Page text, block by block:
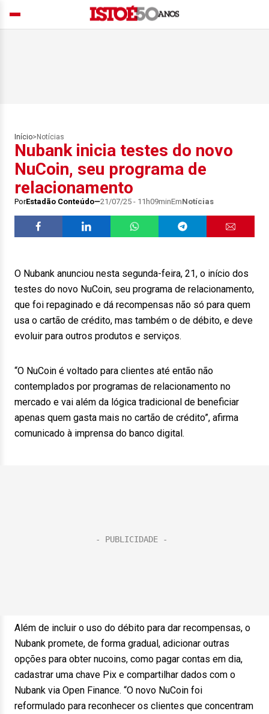
Início> Notícias
Nubank inicia testes do novo
NuCoin, seu programa de
relacionamento
PorEstadão Conteúdo 21/07/25 - 11h09minEmNotícias
O Nubank anunciou nesta segunda-feira, 21, o início dos
testes do novo NuCoin, seu programa de relacionamento,
que foi repaginado e dá recompensas não só para quem
usa o cartão de crédito, mas também o de débito, e deve
evoluir para outros produtos e serviços.
“O NuCoin é voltado para clientes até então não
contemplados por programas de relacionamento no
mercado e vai além da lógica tradicional de beneficiar
apenas quem gasta mais no cartão de crédito”, afirma
comunicado à imprensa do banco digital.
Além de incluir o uso do débito para dar recompensas, o
Nubank promete, de forma gradual, adicionar outras
opções para obter nucoins, como pagar contas em dia,
cadastrar uma chave Pix e compartilhar dados com o
Nubank via Open Finance. “O novo NuCoin foi
reformulado para reconhecer os clientes que concentram